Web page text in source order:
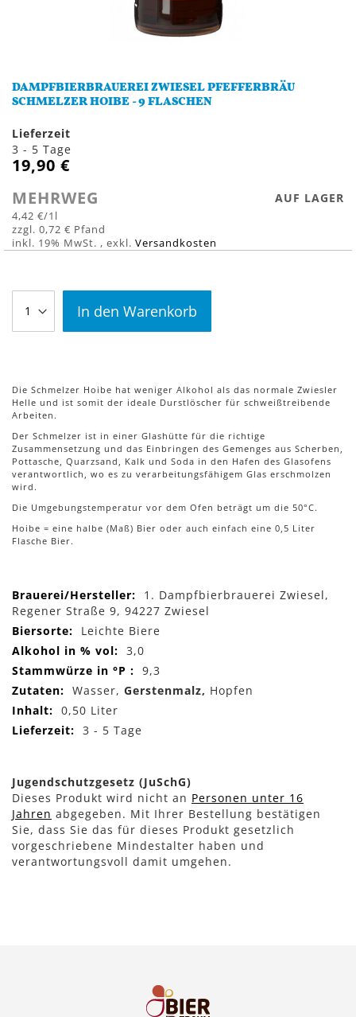
DAMPFBIERBRAUEREI ZWIESEL PFEFFERBRÄU
SCHMELZER HOIBE - 9 FLASCHEN
Lieferzeit
3 - 5 Tage
19,90 €
MEHRWEG
4,42 €/1l
0,72 €
inkl. 19% MwSt. , exkl. Versandkosten
AUF LAGER
In den Warenkorb
Die Schmelzer Hoibe hat weniger Alkohol als das normale Zwiesler
Helle und ist somit der ideale Durstlöscher für schweißtreibende
Arbeiten.
Der Schmelzer ist in einer Glashütte für die richtige
Zusammensetzung und das Einbringen des Gemenges aus Scherben,
Pottasche, Quarzsand, Kalk und Soda in den Hafen des Glasofens
verantwortlich, wo es zu verarbeitungsfähigem Glas erschmolzen
wird.
Die Umgebungstemperatur vor dem Ofen beträgt um die 50°C.
Hoibe = eine halbe (Maß) Bier oder auch einfach eine 0,5 Liter
Flasche Bier.
der
Bildergalerie
Mehr
Informationen
1. Dampfbierbrauerei Zwiesel,
Regener Straße 9, 94227 Zwiesel
Leichte Biere
3,0
9,3
Wasser, Gerstenmalz, Hopfen
0,50 Liter
3 - 5 Tage
Jugendschutzgesetz (JuSchG)
Dieses Produkt wird nicht an Personen unter 16
Jahren abgegeben. Mit Ihrer Bestellung bestätigen
Sie, dass Sie das für dieses Produkt gesetzlich
vorgeschriebene Mindestalter haben und
verantwortungsvoll damit umgehen.